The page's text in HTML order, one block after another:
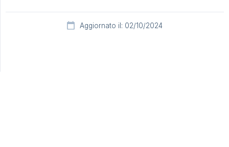
Aggiornato il: 02/10/2024